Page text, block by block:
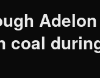
Adelon
coal